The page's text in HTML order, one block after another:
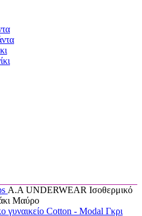
Α.A UNDERWEAR Ισοθερμικό
Μαύρο